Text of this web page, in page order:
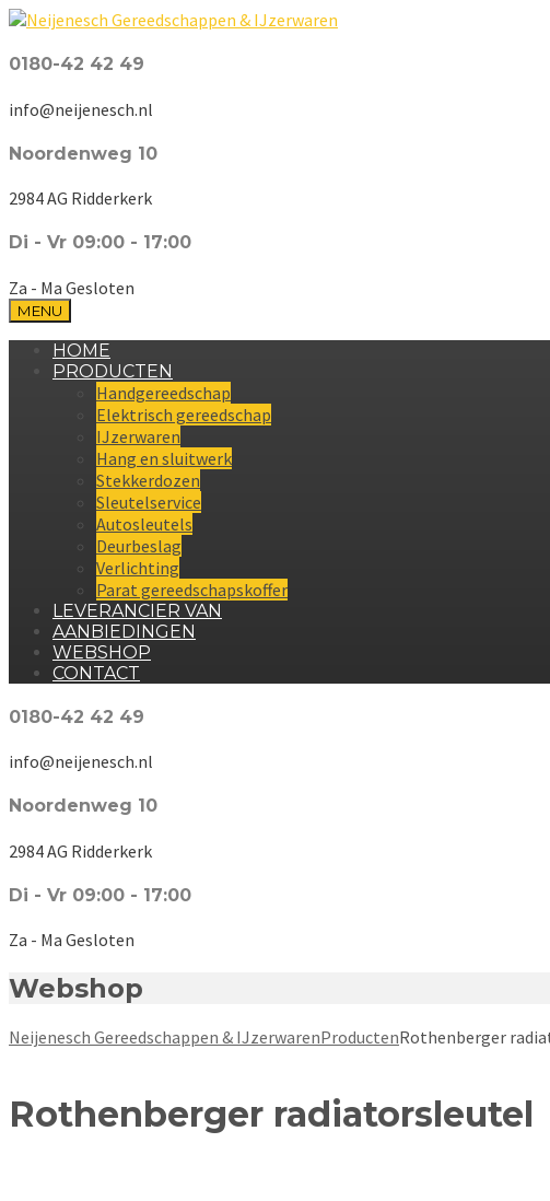
0180-42 42 49
info@neijenesch.nl
Noordenweg 10
2984 AG Ridderkerk
Di - Vr 09:00 - 17:00
Za - Ma Gesloten
MENU
HOME
PRODUCTEN
Handgereedschap
Elektrisch gereedschap
IJzerwaren
Hang en sluitwerk
Stekkerdozen
Sleutelservice
Autosleutels
Deurbeslag
Verlichting
Parat gereedschapskoffer
LEVERANCIER VAN
AANBIEDINGEN
WEBSHOP
CONTACT
0180-42 42 49
info@neijenesch.nl
Noordenweg 10
2984 AG Ridderkerk
Di - Vr 09:00 - 17:00
Za - Ma Gesloten
Webshop
Neijenesch Gereedschappen & IJzerwarenProductenRothenberger
Rothenberger radiatorsleutel